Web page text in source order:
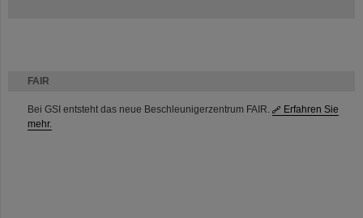
FAIR
Bei GSI entsteht das neue Beschleunigerzentrum FAIR.
Erfahren Sie
mehr.